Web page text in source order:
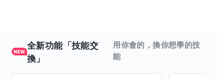
全新功能「技能交
換」
用你會的，換你想學的技
能